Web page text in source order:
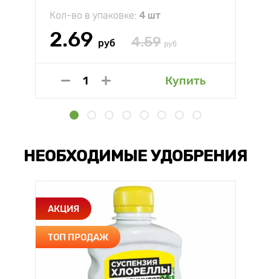
Кол-во в упаковке: 4 шт
2.69 руб 4.59 руб
Купить
НЕОБХОДИМЫЕ УДОБРЕНИЯ
АКЦИЯ
ТОП ПРОДАЖ